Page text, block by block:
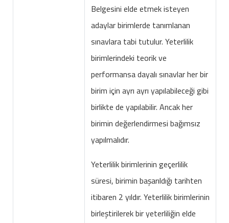
Belgesini elde etmek isteyen
adaylar birimlerde tanımlanan
sınavlara tabi tutulur. Yeterlilik
birimlerindeki teorik ve
performansa dayalı sınavlar her bir
birim için ayrı ayrı yapılabileceği gibi
birlikte de yapılabilir. Ancak her
birimin değerlendirmesi bağımsız
yapılmalıdır.
Yeterlilik birimlerinin geçerlilik
süresi, birimin başarıldığı tarihten
itibaren 2 yıldır. Yeterlilik birimlerinin
birleştirilerek bir yeterliliğin elde